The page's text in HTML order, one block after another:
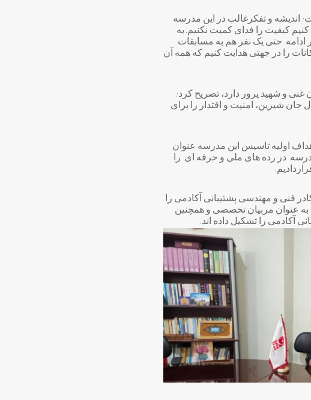
اندیشه و تفکرغالب در این مدرسه
کیفیت را فدای کمیت نکنیم. به
ادامه حتی یک نفر هم به مسابقات
کردیم، شرایط و امکانات را در جهتی هدایت کنیم که همه آن
و شهید پرور دارد، تصریح کرد:
شیرین، امنیت و اقتدار را برای
اولیه تاسیس این مدرسه عنوان
در رده های ملی و حرفه ای را
فنی و مهندسی پشتیبانی آکادمی را
به عنوان مربیان تخصصی و همچنین
آکادمی را تشکیل داده اند.